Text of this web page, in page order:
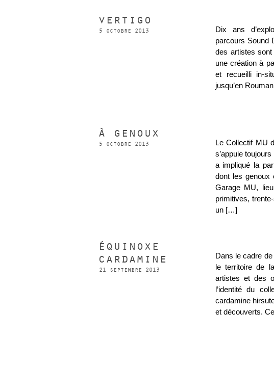
vertigo
5 octobre 2013
Dix ans
parcours Sound
des artistes
une création à
et recueilli in-
jusqu’en
à genoux
5 octobre 2013
Le Collectif MU
s’appuie
a impliqué la
dont les genoux
Garage MU,
primitives,
un […]
équinoxe
cardamine
21 septembre 2013
Dans le cadre
le territoire de
artistes et des
l’identité du
cardamine
et découverts.